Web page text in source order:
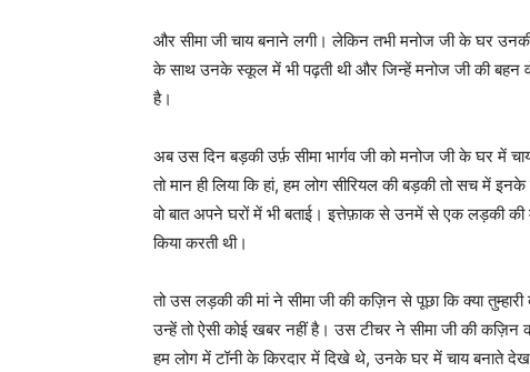
और सीमा जी चाय बनाने लगी। लेकिन तभी मनोज जी के घर
के साथ उनके स्कूल में भी पढ़ती थी और जिन्हें मनोज जी की बहन
है।
अब उस दिन बड़की उर्फ़ सीमा भार्गव जी को मनोज जी के घर में
तो मान ही लिया कि हां, हम लोग सीरियल की बड़की तो सच में
वो बात अपने घरों में भी बताई। इत्तेफ़ाक से उनमें से एक लड़की की
किया करती थी।
तो उस लड़की की मां ने सीमा जी की कज़िन से पूछा कि क्या
उन्हें तो ऐसी कोई खबर नहीं है। उस टीचर ने सीमा जी की कज़िन
हम लोग में टॉनी के किरदार में दिखे थे, उनके घर में चाय बनाते